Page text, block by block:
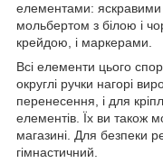
елементами: яскравими
мольбертом з білою і
крейдою, і маркерами.
Всі елементи цього
округлі ручки нагорі
перенесення, і для
елементів. Їх ви також
магазині. Для безпеки
гімнастичний.